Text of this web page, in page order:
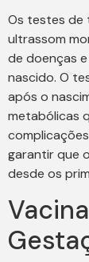
Os testes de
ultrassom
de doenças
nascido. O
após o
metabólicas
garantir que
desde os